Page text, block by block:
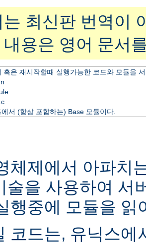
는 최신판 번역이
내용은 영어 문서
혹은 재시작할때 실행가능한 코드와 모듈을
에서 (항상 포함하는) Base 모듈이다.
체제에서 아파치
술을 사용하여 서
행중에 모듈을 읽
코드는, 유닉스에